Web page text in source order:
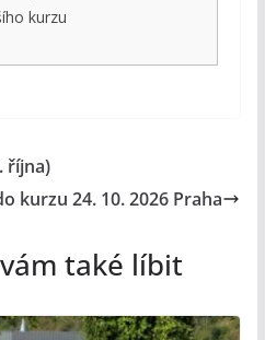
kurzu
října)
kurzu 24. 10. 2026 Praha
také líbit